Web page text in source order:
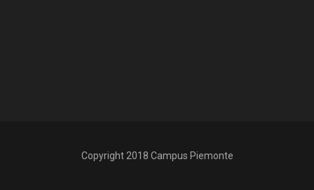
Copyright 2018 Campus Piemonte